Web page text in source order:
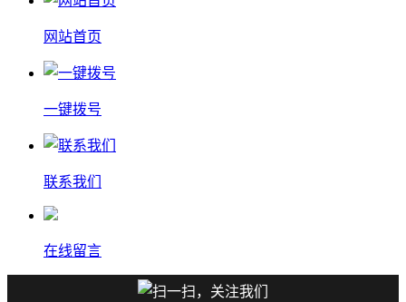
网站首页
一键拨号
联系我们
在线留言